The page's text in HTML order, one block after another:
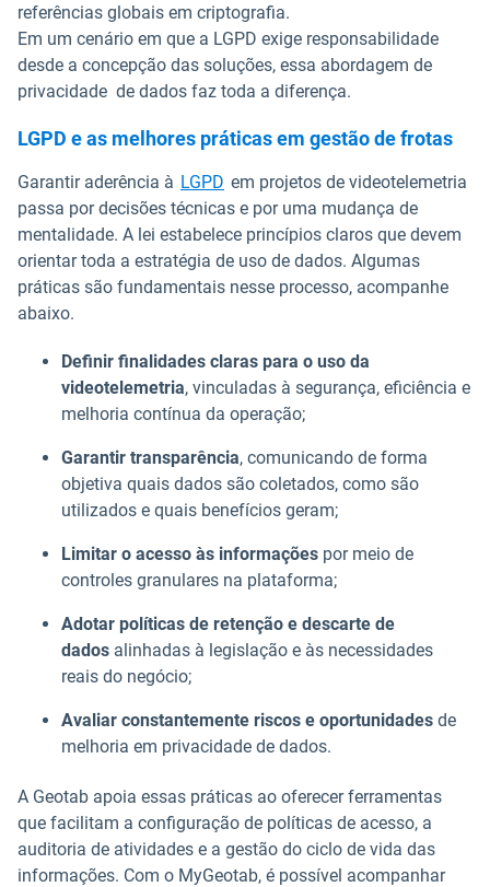
referências globais em criptografia.
Em um cenário em que a LGPD exige responsabilidade
desde a concepção das soluções, essa abordagem de
privacidade de dados faz toda a diferença.
LGPD e as melhores práticas em gestão de frotas
Garantir aderência à LGPD em projetos de videotelemetria
passa por decisões técnicas e por uma mudança de
mentalidade. A lei estabelece princípios claros que devem
orientar toda a estratégia de uso de dados. Algumas
práticas são fundamentais nesse processo, acompanhe
abaixo.
Definir finalidades claras para o uso da
videotelemetria, vinculadas à segurança, eficiência e
melhoria contínua da operação;
Garantir transparência, comunicando de forma
objetiva quais dados são coletados, como são
utilizados e quais benefícios geram;
Limitar o acesso às informações por meio de
controles granulares na plataforma;
Adotar políticas de retenção e descarte de
dados alinhadas à legislação e às necessidades
reais do negócio;
Avaliar constantemente riscos e oportunidades de
melhoria em privacidade de dados.
A Geotab apoia essas práticas ao oferecer ferramentas
que facilitam a configuração de políticas de acesso, a
auditoria de atividades e a gestão do ciclo de vida das
informações. Com o MyGeotab, é possível acompanhar